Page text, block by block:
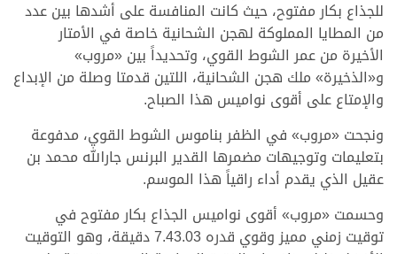
للجذاع بكار مفتوح، حيث كانت المنافسة على أشدها بين عدد
من المطايا المملوكة لهجن الشحانية خاصة في الأمتار
الأخيرة من عمر الشوط القوي، وتحديداً بين «مروب»
و«الذخيرة» ملك هجن الشحانية، اللتين قدمتا وصلة من الإبداع
والإمتاع على أقوى نواميس هذا الصباح.
ونجحت «مروب» في الظفر بناموس الشوط القوي، مدفوعة
بتعليمات وتوجيهات مضمرها القدير البرنس جارالله محمد بن
عقيل الذي يقدم أداء راقياً هذا الموسم.
وحسمت «مروب» أقوى نواميس الجذاع بكار مفتوح في
توقيت زمني مميز وقوي قدره 7.43.03 دقيقة، وهو التوقيت